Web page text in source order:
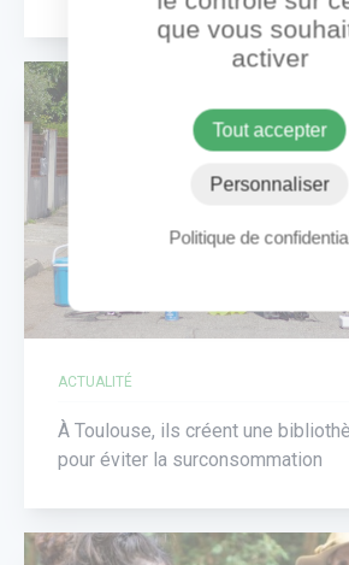
ACTUALITÉ
À Toulouse, ils créent une
pour éviter la surconsommation
que vous
activer
Tout accepter
Personnaliser
Politique de